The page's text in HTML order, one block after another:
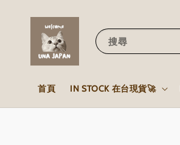
搜尋
首頁 IN STOCK 在台現貨🚀